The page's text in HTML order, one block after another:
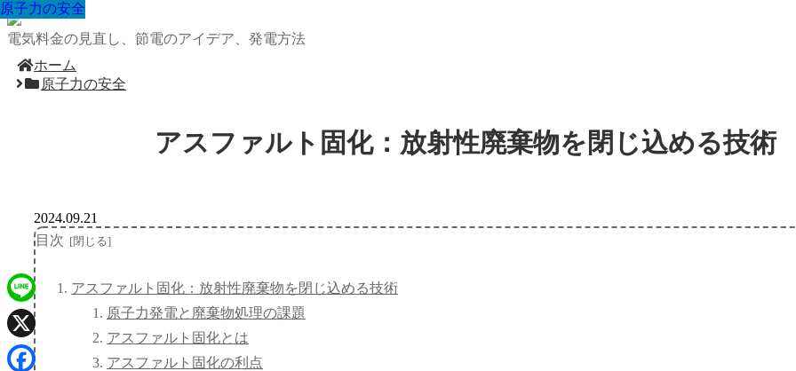
電気料金の見直し、節電のアイデア、発電方法
ホーム
原子力の安全
アスファルト固化：放射性廃棄物を閉じ込める技術
原子力の安全
2024.09.21
目次
アスファルト固化：放射性廃棄物を閉じ込める技術
原子力発電と廃棄物処理の課題
アスファルト固化とは
アスファルト固化の利点
原子力の安全
原子力の安全
原子力の安全
原子力の安全
原子力の安全
原子力の安全
原子力の安全
原子力の安全
Line
X